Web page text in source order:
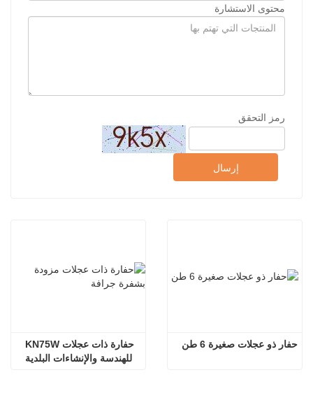
محتوى الاستشارة
رمز التحقق
إرسال
للهندسة والإنشاءات البلدية
حفار ذو عجلات صغيرة 6 طن